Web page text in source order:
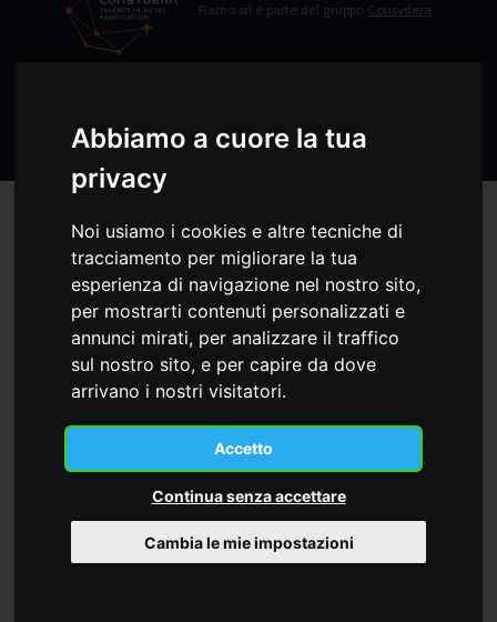
Abbiamo a cuore la tua
privacy
Noi usiamo i cookies e altre tecniche di
tracciamento per migliorare la tua
esperienza di navigazione nel nostro sito,
per mostrarti contenuti personalizzati e
annunci mirati, per analizzare il traffico
sul nostro sito, e per capire da dove
arrivano i nostri visitatori.
Accetto
Continua senza accettare
Cambia le mie impostazioni
Ramo srl è parte del gruppo Consydera